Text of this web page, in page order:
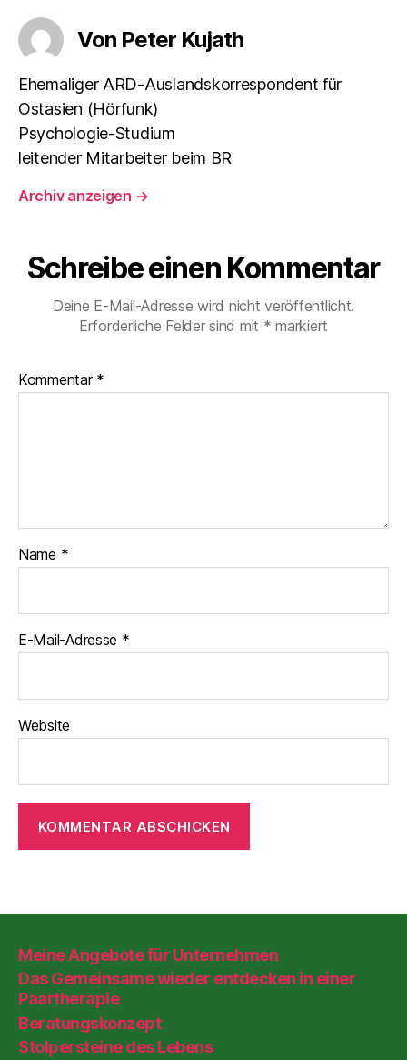
c
e
b
o
o
k
s
A
p
p
l
gr
a
n
Von Peter Kujath
Ehemaliger ARD-Auslandskorrespondent für
Ostasien (Hörfunk)
Psychologie-Studium
leitender Mitarbeiter beim BR
Archiv anzeigen →
Schreibe einen Kommentar
Deine E-Mail-Adresse wird nicht veröffentlicht.
Erforderliche Felder sind mit * markiert
Kommentar *
Name *
E-Mail-Adresse *
Website
Meine Angebote für Unternehmen
Das Gemeinsame wieder entdecken in einer
Paartherapie
Beratungskonzept
Stolpersteine des Lebens